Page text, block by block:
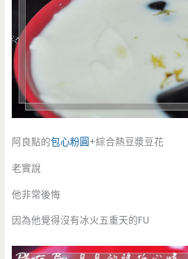
阿良點的包心粉圓+綜合熱豆漿豆花
老實說
他非常後悔
因為他覺得沒有冰火五重天的FU